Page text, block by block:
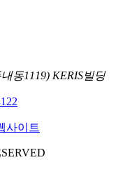
동1119) KERIS빌딩